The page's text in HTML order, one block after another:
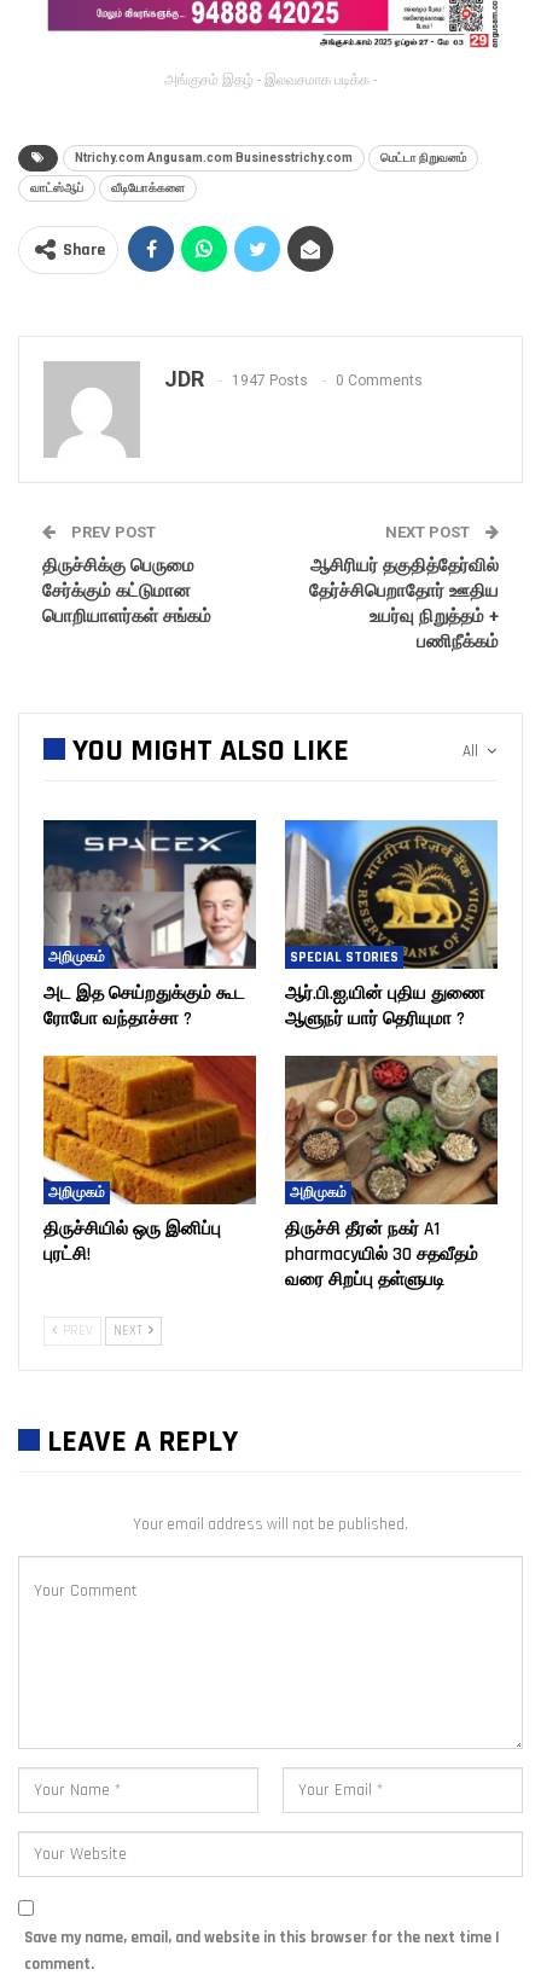
அங்குசம் இதழ் - இலவசமாக படிக்க -
Ntrichy.com Angusam.com Businesstrichy.com மெட்டா நிறுவனம்
வாட்ஸ்ஆப் வீடியோக்களை
Share
JDR 1947 Posts 0 Comments
PREV POST
திருச்சிக்கு பெருமை
சேர்க்கும் கட்டுமான
பொறியாளர்கள் சங்கம்
NEXT POST
ஆசிரியர் தகுதித்தேர்வில்
தேர்ச்சிபெறாதோர் ஊதிய
உயர்வு நிறுத்தம் +
பணிநீக்கம்
All
YOU MIGHT ALSO LIKE
அறிமுகம்
அட இத செய்றதுக்கும் கூட
ரோபோ வந்தாச்சா ?
SPECIAL STORIES
ஆர்.பி.ஐ,யின் புதிய துணை
ஆளுநர் யார் தெரியுமா ?
அறிமுகம்
திருச்சியில் ஒரு இனிப்பு
புரட்சி!
அறிமுகம்
திருச்சி தீரன் நகர் A1
pharmacyயில் 30 சதவீதம்
வரை சிறப்பு தள்ளுபடி
PREV NEXT
LEAVE A REPLY
Your email address will not be published.
Save my name, email, and website in this browser for the next time I
comment.